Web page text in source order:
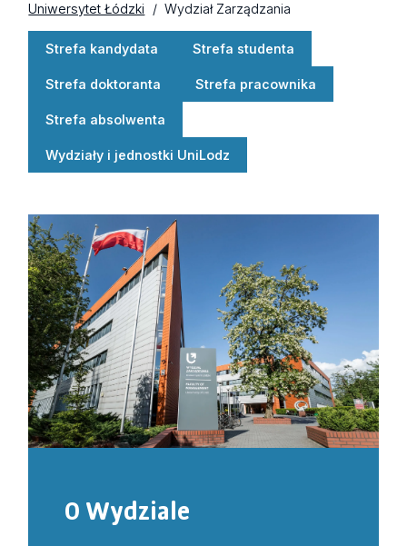
Uniwersytet Łódzki Wydział Zarządzania
Strefa kandydata Strefa studenta
Strefa doktoranta Strefa pracownika
Strefa absolwenta
Wydziały i jednostki UniLodz
O Wydziale